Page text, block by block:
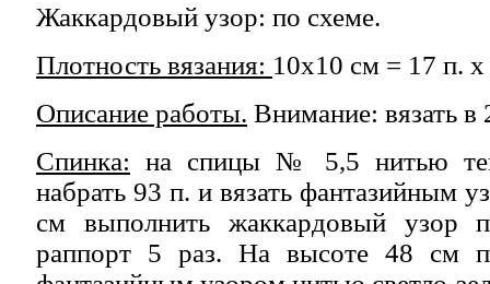
Жаккардовый узор: по схеме.
Плотность вязания: 10х10 см = 17 п.
Описание работы. Внимание: вязать в
Спинка: на спицы № 5,5 нитью
набрать 93 п. и вязать фантазийным
см выполнить жаккардовый узор
раппорт 5 раз. На высоте 48 см